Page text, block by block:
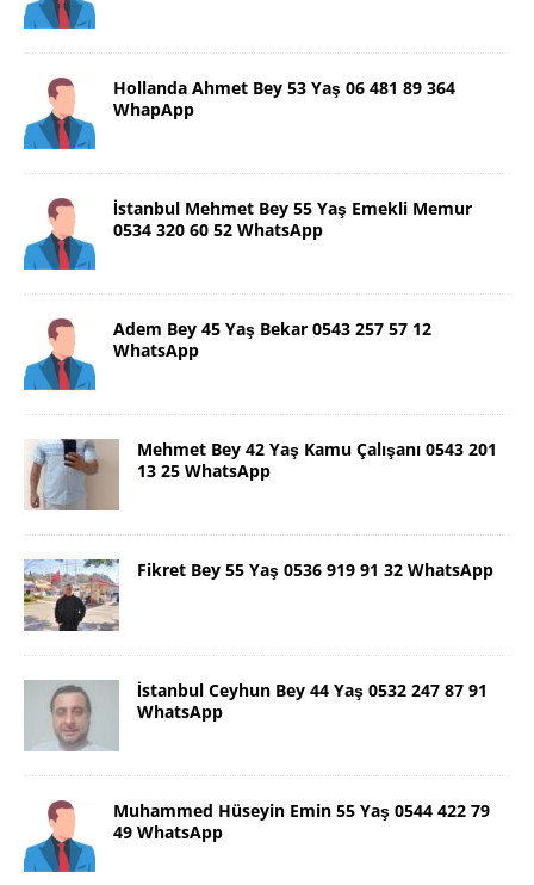
Hollanda Ahmet Bey 53 Yaş 06 481 89 364
WhapApp
İstanbul Mehmet Bey 55 Yaş Emekli Memur
0534 320 60 52 WhatsApp
Adem Bey 45 Yaş Bekar 0543 257 57 12
WhatsApp
Mehmet Bey 42 Yaş Kamu Çalışanı 0543 201
13 25 WhatsApp
Fikret Bey 55 Yaş 0536 919 91 32 WhatsApp
İstanbul Ceyhun Bey 44 Yaş 0532 247 87 91
WhatsApp
Muhammed Hüseyin Emin 55 Yaş 0544 422 79
49 WhatsApp